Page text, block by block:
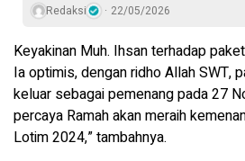
Redaksi 22/05/2026
Keyakinan Muh. Ihsan terhadap
Ia optimis, dengan ridho Allah SWT,
keluar sebagai pemenang pada 27
percaya Ramah akan meraih
Lotim 2024,” tambahnya.